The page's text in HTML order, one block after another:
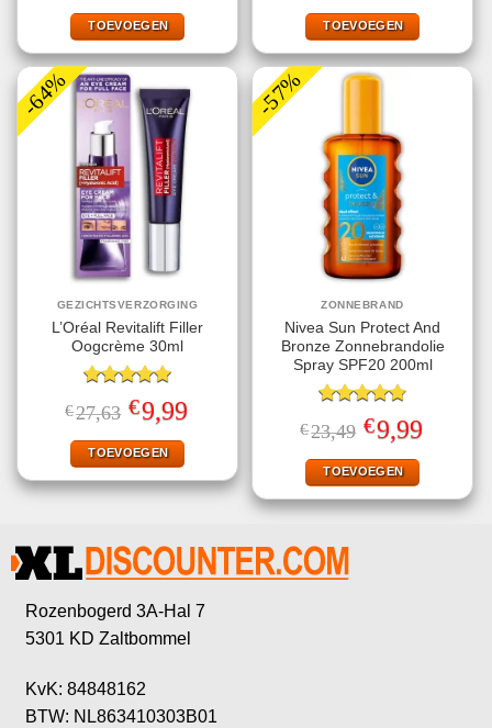
was:
€24,95.
TOEVOEGEN
was:
€29,95.
TOEVOEGEN
-64%
GEZICHTSVERZORGING
L’Oréal Revitalift Filler
Oogcrème 30ml
Gewaardeerd
5.00uit 5
€27,63 Oorspronkelijke
prijs
was:
€27,63.
€9,99Huidige
prijs
TOEVOEGEN
-57%
ZONNEBRAND
Nivea Sun Protect And
Bronze Zonnebrandolie
Spray SPF20 200ml
Gewaardeerd
4.78uit 5
€23,49 Oorspronkelijke
prijs
was:
€23,49.
€9,99Huidige
prijs
TOEVOEGEN
Rozenbogerd 3A-Hal 7
5301 KD Zaltbommel
KvK: 84848162
BTW: NL863410303B01